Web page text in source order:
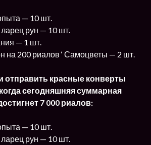
— 10 шт.
рун — 10 шт.
— 1 шт.
на 200 риалов ‘ Самоцветы — 2 шт.
отправить красные конверты
сегодняшняя суммарная
7 000 риалов:
— 10 шт.
рун — 10 шт.